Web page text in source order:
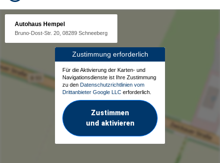
Autohaus Hempel
Bruno-Dost-Str. 20, 08289 Schneeberg
Zustimmung erforderlich
Für die Aktivierung der Karten- und
Navigationsdienste ist Ihre Zustimmung
zu den Datenschutzrichtlinien vom
Drittanbieter Google LLC erforderlich.
Zustimmen
und aktivieren